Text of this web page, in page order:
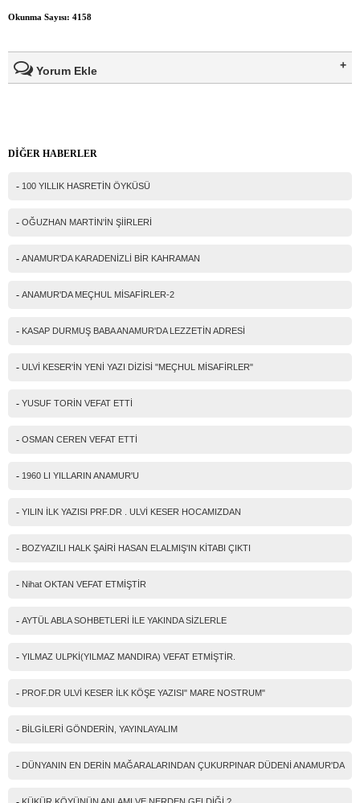
Okunma Sayısı: 4158
Yorum Ekle
IP Adresiniz
216.73.216.143
DİĞER HABERLER
- 100 YILLIK HASRETİN ÖYKÜSÜ
- OĞUZHAN MARTİN'İN ŞİİRLERİ
- ANAMUR'DA KARADENİZLİ BİR KAHRAMAN
- ANAMUR'DA MEÇHUL MİSAFİRLER-2
- KASAP DURMUŞ BABA ANAMUR'DA LEZZETİN ADRESİ
- ULVİ KESER'İN YENİ YAZI DİZİSİ "MEÇHUL MİSAFİRLER"
- YUSUF TORİN VEFAT ETTİ
- OSMAN CEREN VEFAT ETTİ
- 1960 LI YILLARIN ANAMUR'U
- YILIN İLK YAZISI PRF.DR . ULVİ KESER HOCAMIZDAN
- BOZYAZILI HALK ŞAİRİ HASAN ELALMIŞ'IN KİTABI ÇIKTI
- Nihat OKTAN VEFAT ETMİŞTİR
- AYTÜL ABLA SOHBETLERİ İLE YAKINDA SİZLERLE
- YILMAZ ULPKİ(YILMAZ MANDIRA) VEFAT ETMİŞTİR.
- PROF.DR ULVİ KESER İLK KÖŞE YAZISI" MARE NOSTRUM"
- BİLGİLERİ GÖNDERİN, YAYINLAYALIM
- DÜNYANIN EN DERİN MAĞARALARINDAN ÇUKURPINAR DÜDENİ ANAMUR'DA